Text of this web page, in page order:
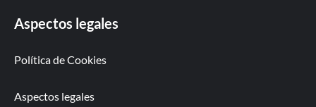
Aspectos legales
Política de Cookies
Aspectos legales